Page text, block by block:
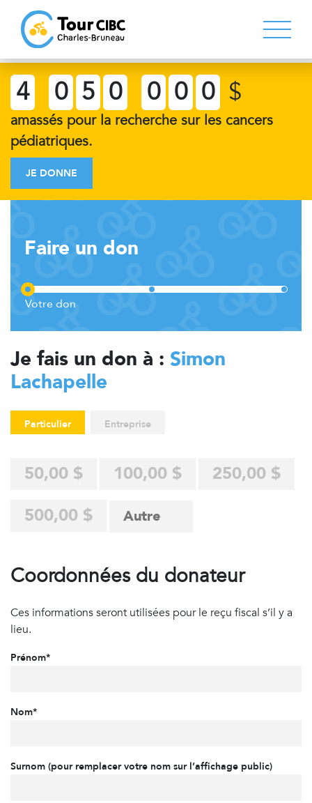
4 0 5 0 0 0 0 $
amassés pour la recherche sur les cancers
pédiatriques.
JE DONNE
Faire un don
Je fais un don à : Simon
Lachapelle
Particulier Entreprise
50,00 $ 100,00 $
250,00 $
500,00 $
Coordonnées du donateur
Ces informations seront utilisées pour le reçu fiscal s’il y a
lieu.
Prénom*
Nom*
Surnom (pour remplacer votre nom sur l’affichage public)